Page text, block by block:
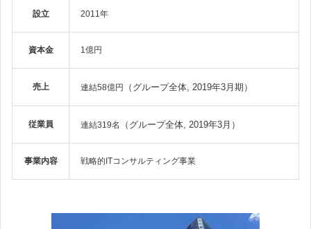
設立 2011年
資本金 1億円
売上 連結58億円 （グループ全体, 2019年3月期）
従業員 連結319名 （グループ全体, 2019年3月）
事業内容 戦略的ITコンサルティング事業